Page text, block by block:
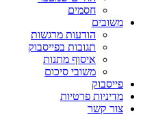
חסמים
משובים
הודעות מרגשות
תגובות בפייסבוק
איסוף מתנות
משובי סיכום
פייסבוק
מדיניות פרטיות
צור קשר